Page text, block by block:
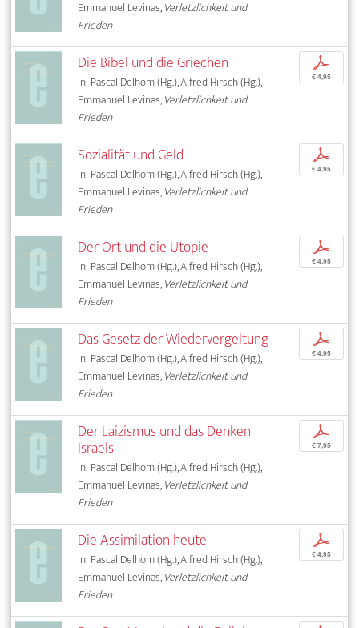
Emmanuel Levinas,Verletzlichkeit und
Frieden
Die Bibel und die Griechen
In: Pascal Delhom (Hg.), Alfred Hirsch (Hg.),
Emmanuel Levinas,Verletzlichkeit und
Frieden
p
€ 4,95
Sozialität und Geld
In: Pascal Delhom (Hg.), Alfred Hirsch (Hg.),
Emmanuel Levinas,Verletzlichkeit und
Frieden
p
€ 4,95
Der Ort und die Utopie
In: Pascal Delhom (Hg.), Alfred Hirsch (Hg.),
Emmanuel Levinas,Verletzlichkeit und
Frieden
p
€ 4,95
Das Gesetz der Wiedervergeltung
In: Pascal Delhom (Hg.), Alfred Hirsch (Hg.),
Emmanuel Levinas,Verletzlichkeit und
Frieden
p
€ 4,95
Der Laizismus und das Denken
Israels
In: Pascal Delhom (Hg.), Alfred Hirsch (Hg.),
Emmanuel Levinas,Verletzlichkeit und
Frieden
p
€ 7,95
Die Assimilation heute
In: Pascal Delhom (Hg.), Alfred Hirsch (Hg.),
Emmanuel Levinas,Verletzlichkeit und
Frieden
p
€ 4,95